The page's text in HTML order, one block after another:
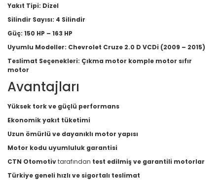
Yakıt Tipi: Dizel
Silindir Sayısı: 4 Silindir
Güç: 150 HP – 163 HP
Uyumlu Modeller: Chevrolet Cruze 2.0 D VCDi (2009 – 2015)
Teslimat Seçenekleri: Çıkma motor komple motor sıfır
motor
Avantajları
Yüksek tork ve güçlü performans
Ekonomik yakıt tüketimi
Uzun ömürlü ve dayanıklı motor yapısı
Motor kodu uyumluluk garantisi
CTN Otomotivtarafından test edilmiş ve garantili motorlar
Türkiye geneli hızlı ve sigortalı teslimat